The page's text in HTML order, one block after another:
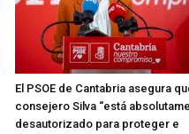
El PSOE de Cantabria asegura
consejero Silva “está
desautorizado para proteger e